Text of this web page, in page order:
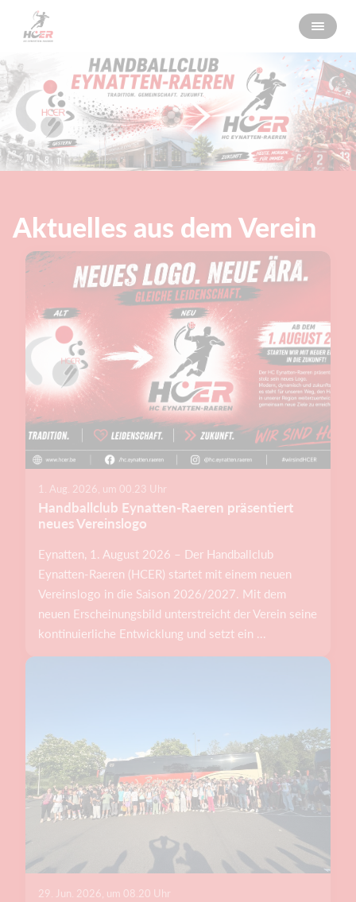
Aktuelles aus dem Verein
1. Aug. 2026, um 00.23 Uhr
Handballclub Eynatten-Raeren präsentiert
neues Vereinslogo
Eynatten, 1. August 2026 – Der Handballclub
Eynatten-Raeren (HCER) startet mit einem neuen
Vereinslogo in die Saison 2026/2027. Mit dem
neuen Erscheinungsbild unterstreicht der Verein seine
kontinuierliche Entwicklung und setzt ein ...
29. Jun. 2026, um 08.20 Uhr